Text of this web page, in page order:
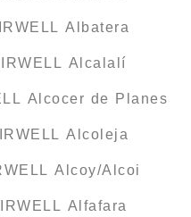
Albatera
Alcalalí
Alcocer de Planes
Alcoleja
Alcoy/Alcoi
Alfafara